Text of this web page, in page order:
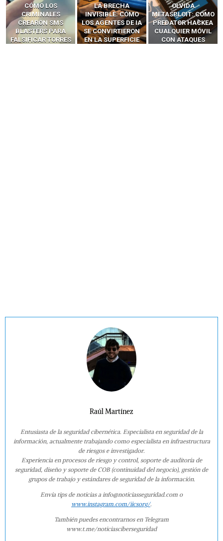
LA BRECHA
INVISIBLE: CÓMO
LOS AGENTES DE IA
SE CONVIRTIERON
EN LA SUPERFICIE
OLVIDA
METASPLOIT: CÓMO
PREDATOR HACKEA
CUALQUIER MÓVIL
CON ATAQUES
CÓMO LOS HACKERS
INTERCEPTAN OTPS
Y LLAMADAS
MÓVILES SIN
‘HACKEAR’ — EL
Raúl Martínez
Entusiasta de la seguridad cibernética. Especialista en seguridad de la
información, actualmente trabajando como especialista en infraestructura
de riesgos e investigador.
Experiencia en procesos de riesgo y control, soporte de auditoría de
seguridad, diseño y soporte de COB (continuidad del negocio), gestión de
grupos de trabajo y estándares de seguridad de la información.
Envía tips de noticias a info@noticiasseguridad.com o
www.instagram.com/iicsorg/.
También puedes encontrarnos en Telegram
www.t.me/noticiasciberseguridad